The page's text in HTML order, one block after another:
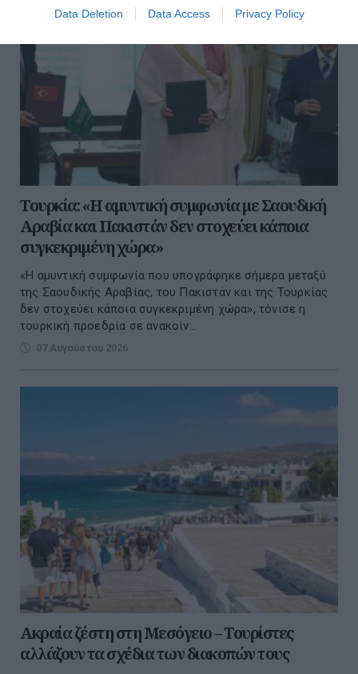
Data Deletion Data Access Privacy Policy
Τουρκία: «Η αμυντική συμφωνία με Σαουδική
Αραβία και Πακιστάν δεν στοχεύει κάποια
συγκεκριμένη χώρα»
«Η αμυντική συμφωνία που υπογράφηκε σήμερα μεταξύ
της Σαουδικής Αραβίας, του Πακιστάν και της Τουρκίας
δεν στοχεύει κάποια συγκεκριμένη χώρα», τόνισε η
τουρκική προεδρία σε ανακοίν...
07 Αυγούστου 2026
Ακραία ζέστη στη Μεσόγειο – Τουρίστες
αλλάζουν τα σχέδια των διακοπών τους